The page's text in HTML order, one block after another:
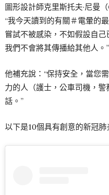
圖形設計師克里斯托夫·尼曼
“我今天讀到的有關＃電暈的
嘗試不被感染，不如假設自
我們不會將其傳播給其他人
他補充說：“保持安全，當您
力的人（護士，公車司機，
話。”
以下是10個具有創意的新冠肺